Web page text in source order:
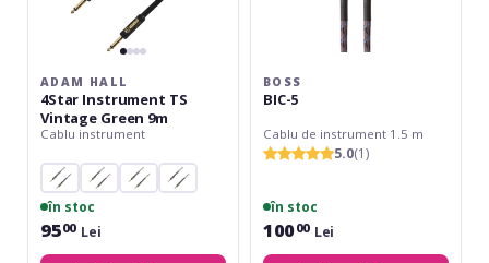
ADAM HALL
4Star Instrument TS
Vintage Green 9m
Cablu instrument
în stoc
9500 Lei
BOSS
BIC-5
Cablu de instrument 1.5 m
5.0(1)
în stoc
10000 Lei